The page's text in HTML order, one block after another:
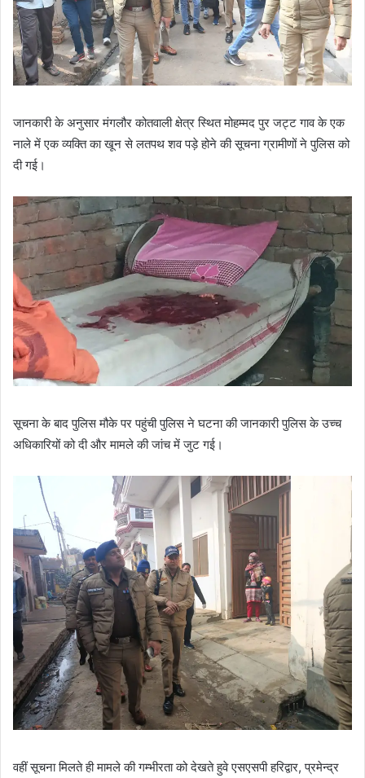
जानकारी के अनुसार मंगलौर कोतवाली क्षेत्र स्थित मोहम्मद पुर जट्ट गाव के एक
नाले में एक व्यक्ति का खून से लतपथ शव पड़े होने की सूचना ग्रामीणों ने पुलिस को
दी गई।
सूचना के बाद पुलिस मौके पर पहुंची पुलिस ने घटना की जानकारी पुलिस के उच्च
अधिकारियों को दी और मामले की जांच में जुट गई।
वहीं सूचना मिलते ही मामले की गम्भीरता को देखते हुवे एसएसपी हरिद्वार, प्रमेन्द्र